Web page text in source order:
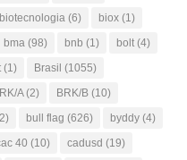
biotecnologia (6) biox (1)
bma (98) bnb (1) bolt (4)
(1) Brasil (1055)
A(2) BRK/B (10)
bull flag (626) byddy (4)
40 (10) cadusd (19)